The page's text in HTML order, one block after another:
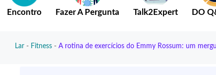
Encontro Fazer A Pergunta Talk2Expert DO
Lar - Fitness - A rotina de exercícios do Emmy Rossum: um